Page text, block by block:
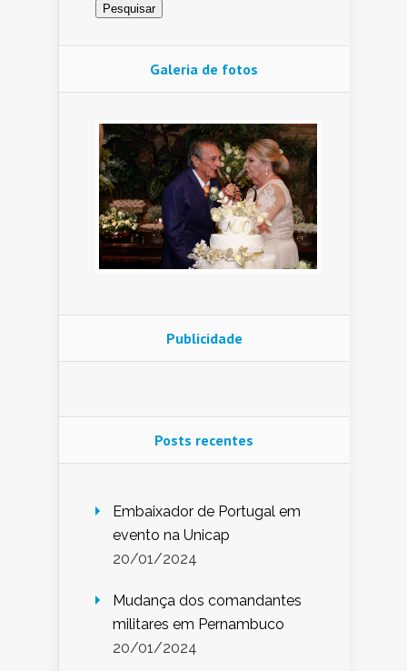
Galeria de fotos
Publicidade
Posts recentes
Embaixador de Portugal em
evento na Unicap
20/01/2024
Mudança dos comandantes
militares em Pernambuco
20/01/2024